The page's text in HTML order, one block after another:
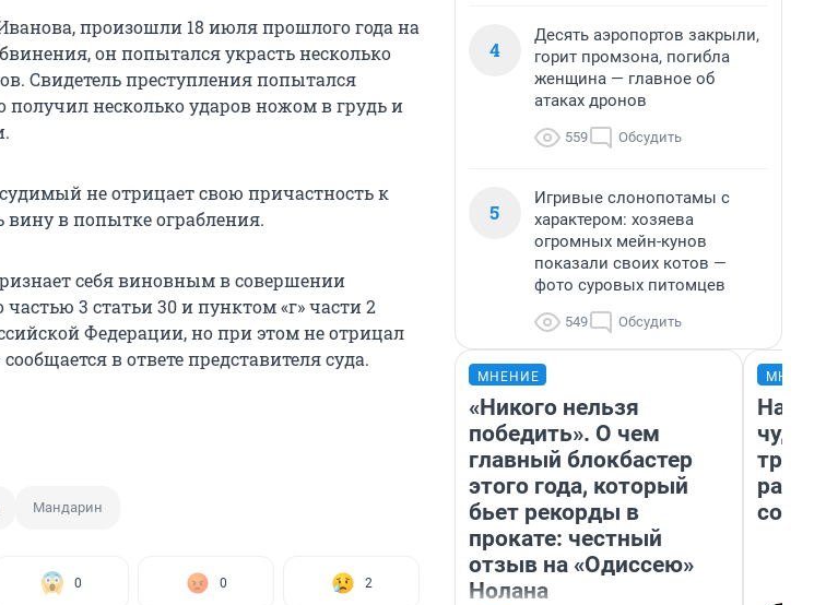
произошли 18 июля прошлого года на
он попытался украсть несколько
Свидетель преступления попытался
получил несколько ударов ножом в грудь и
не отрицает свою причастность к
вину в попытке ограбления.
себя виновным в совершении
3 статьи 30 и пунктом «г» части 2
Федерации, но при этом не отрицал
в ответе представителя суда.
Мандарин
0 0 2
4
Десять аэропортов закрыли,
горит промзона, погибла
женщина — главное об
атаках дронов
559 Обсудить
5
Игривые слонопотамы с
характером: хозяева
огромных мейн-кунов
показали своих котов —
фото суровых питомцев
549 Обсудить
МНЕНИЕ
«Никого нельзя
победить». О чем
главный блокбастер
этого года, который
бьет рекорды в
прокате: честный
отзыв на «Одиссею»
Нолана